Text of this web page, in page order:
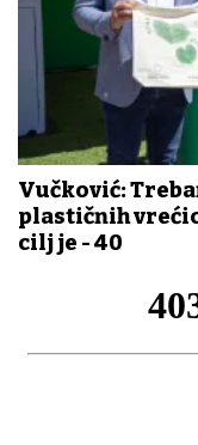
Vučković:
plastičnih
cilj je - 40